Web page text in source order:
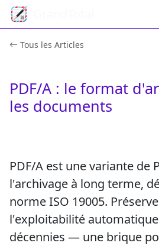
Tous les Articles
PDF/A : le format
les documents
PDF/A est une variante de
l'archivage à long terme,
normeISO 19005.
l'exploitabilité
décennies — une brique